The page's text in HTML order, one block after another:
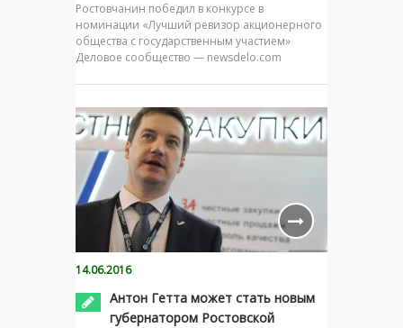
Ростовчанин победил в конкурсе в
номинации «Лучший ревизор акционерного
общества с государственным участием»
Деловое сообщество — newsdelo.com
14.06.2016
Антон Гетта может стать новым
губернатором Ростовской